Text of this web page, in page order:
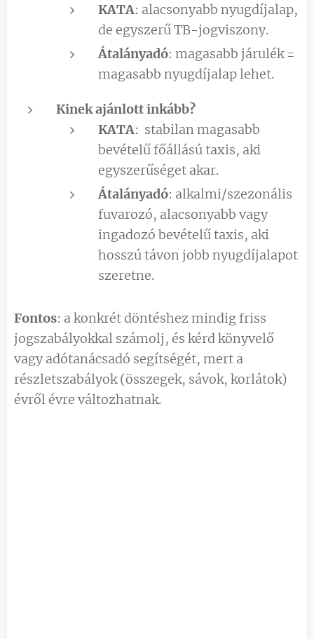
KATA: alacsonyabb nyugdíjalap,
de egyszerű TB-jogviszony.
Átalányadó: magasabb járulék =
magasabb nyugdíjalap lehet.
Kinek ajánlott inkább?
KATA: stabilan magasabb
bevételű főállású taxis, aki
egyszerűséget akar.
Átalányadó: alkalmi/szezonális
fuvarozó, alacsonyabb vagy
ingadozó bevételű taxis, aki
hosszú távon jobb nyugdíjalapot
szeretne.
Fontos: a konkrét döntéshez mindig friss
jogszabályokkal számolj, és kérd könyvelő
vagy adótanácsadó segítségét, mert a
részletszabályok (összegek, sávok, korlátok)
évről évre változhatnak.